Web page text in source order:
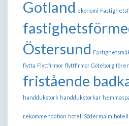
Gotland ekonomi
Östersund
flytta Flyttfirmor flyttfirmor Göteborg
fristående
handdukstork handdukstorkar
rekommendation hotell Södermalm hotell